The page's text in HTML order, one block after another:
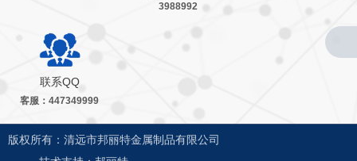
3988992
联系QQ
客服：447349999
版权所有：清远市邦丽特金属制品有限公司